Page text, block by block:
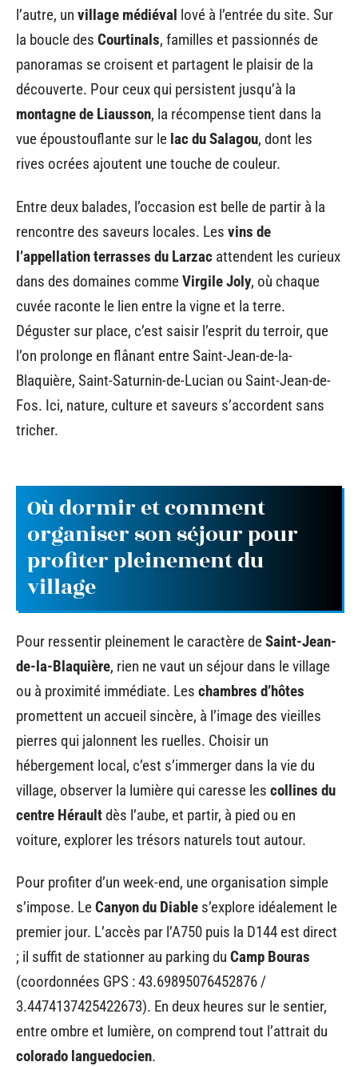
l’autre, un village médiéval lové à l’entrée du site. Sur
la boucle des Courtinals, familles et passionnés de
panoramas se croisent et partagent le plaisir de la
découverte. Pour ceux qui persistent jusqu’à la
montagne de Liausson, la récompense tient dans la
vue époustouflante sur le lac du Salagou, dont les
rives ocrées ajoutent une touche de couleur.
Entre deux balades, l’occasion est belle de partir à la
rencontre des saveurs locales. Les vins de
l’appellation terrasses du Larzac attendent les curieux
dans des domaines commeVirgile Joly, où chaque
cuvée raconte le lien entre la vigne et la terre.
Déguster sur place, c’est saisir l’esprit du terroir, que
l’on prolonge en flânant entre Saint-Jean-de-la-
Blaquière, Saint-Saturnin-de-Lucian ou Saint-Jean-de-
Fos. Ici, nature, culture et saveurs s’accordent sans
tricher.
Où dormir et comment
organiser son séjour pour
profiter pleinement du
village
Pour ressentir pleinement le caractère deSaint-Jean-
de-la-Blaquière, rien ne vaut un séjour dans le village
ou à proximité immédiate. Les chambres d’hôtes
promettent un accueil sincère, à l’image des vieilles
pierres qui jalonnent les ruelles. Choisir un
hébergement local, c’est s’immerger dans la vie du
village, observer la lumière qui caresse les collines du
centre Héraultdès l’aube, et partir, à pied ou en
voiture, explorer les trésors naturels tout autour.
Pour profiter d’un week-end, une organisation simple
s’impose. LeCanyon du Diable s’explore idéalement le
premier jour. L’accès par l’A750 puis la D144 est direct
; il suffit de stationner au parking du Camp Bouras
(coordonnées GPS : 43.69895076452876 /
3.4474137425422673). En deux heures sur le sentier,
entre ombre et lumière, on comprend tout l’attrait du
colorado languedocien.